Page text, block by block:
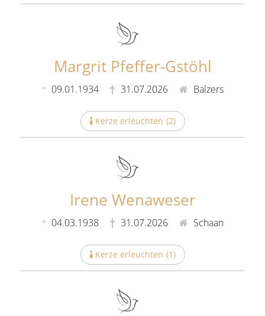
Margrit Pfeffer-Gstöhl
09.01.1934 31.07.2026 Balzers
Kerze erleuchten (2)
Irene Wenaweser
04.03.1938 31.07.2026 Schaan
Kerze erleuchten (1)